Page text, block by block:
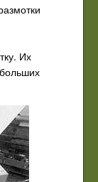
Их